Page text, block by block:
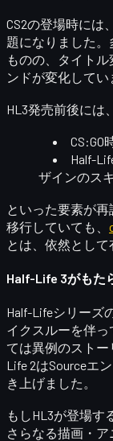
CS2の登場時には、
題になりました。
ものの、タイト
ンドが変化してい
HL3発売前後には、
Half-
ザインのス
といった要素が
移行していても、
とは、依然として
Half-Life 3がもた
Half-Lifeシリーズ
イクスルーを伴っ
ては異例のスト
Life 2はSourceエ
き上げました。
もしHL3が登場す
さらなる描画・